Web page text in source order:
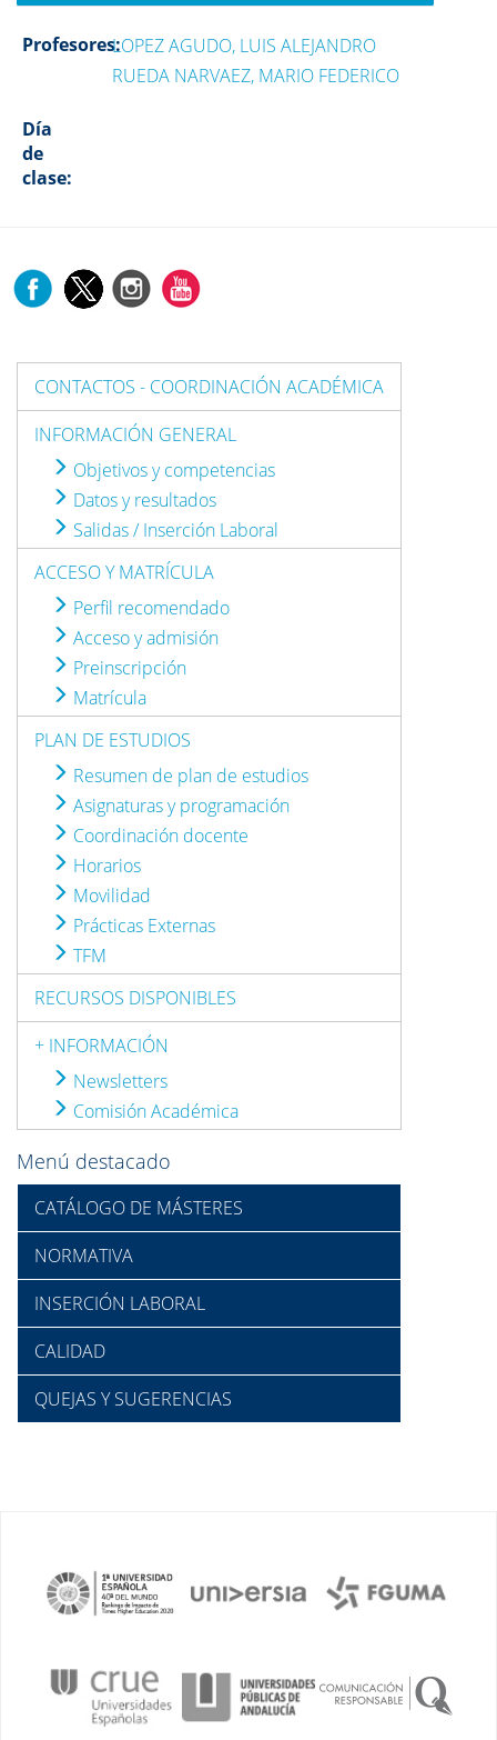
Profesores:LOPEZ AGUDO, LUIS ALEJANDRO
RUEDA NARVAEZ, MARIO FEDERICO
Día
de
clase:
CONTACTOS - COORDINACIÓN ACADÉMICA
INFORMACIÓN GENERAL
Objetivos y competencias
Datos y resultados
Salidas / Inserción Laboral
ACCESO Y MATRÍCULA
Perfil recomendado
Acceso y admisión
Preinscripción
Matrícula
PLAN DE ESTUDIOS
Resumen de plan de estudios
Asignaturas y programación
Coordinación docente
Horarios
Movilidad
Prácticas Externas
TFM
RECURSOS DISPONIBLES
+ INFORMACIÓN
Newsletters
Comisión Académica
Menú destacado
CATÁLOGO DE MÁSTERES
NORMATIVA
INSERCIÓN LABORAL
CALIDAD
QUEJAS Y SUGERENCIAS